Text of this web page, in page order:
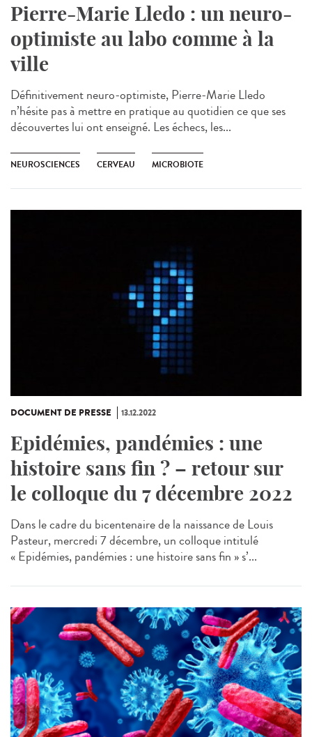
Pierre-Marie Lledo : un neuro-
optimiste au labo comme à la
ville
Définitivement neuro-optimiste, Pierre-Marie Lledo
n’hésite pas à mettre en pratique au quotidien ce que ses
découvertes lui ont enseigné. Les échecs, les...
NEUROSCIENCES CERVEAU MICROBIOTE
DOCUMENT DE PRESSE 13.12.2022
Epidémies, pandémies : une
histoire sans fin ? – retour sur
le colloque du 7 décembre 2022
Dans le cadre du bicentenaire de la naissance de Louis
Pasteur, mercredi 7 décembre, un colloque intitulé
« Epidémies, pandémies : une histoire sans fin » s’...